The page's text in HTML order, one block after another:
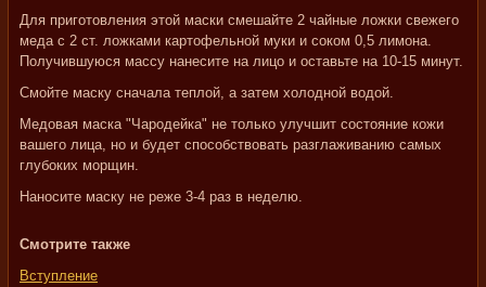
Для приготовления этой маски смешайте 2 чайные ложки свежего
меда с 2 ст. ложками картофельной муки и соком 0,5 лимона.
Получившуюся массу нанесите на лицо и оставьте на 10-15 минут.
Смойте маску сначала теплой, а затем холодной водой.
Медовая маска "Чародейка" не только улучшит состояние кожи
вашего лица, но и будет способствовать разглаживанию самых
глубоких морщин.
Наносите маску не реже 3-4 раз в неделю.
Смотрите также
Вступление